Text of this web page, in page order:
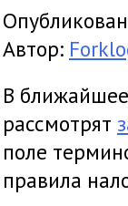
Автор:
В
рассмотрят
поле
правила